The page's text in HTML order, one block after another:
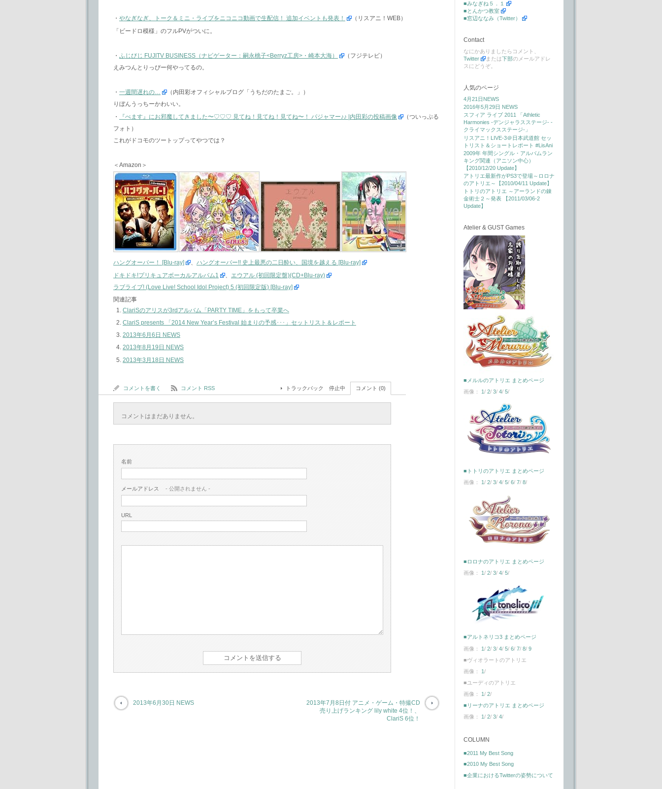
・ やなぎなぎ、トーク＆ミニ・ライブをニコニコ動画で生配信！ 追加イベントも発表！
（リスアニ！WEB）
「ビードロ模様」のフルPVがついに。
・ ふじびじ FUJITV BUSINESS（ナビゲーター：嗣永桃子<Berryz工房>・崎本大海）
（フジテレビ）
えみつんとりっぴー何やってるの。
・ 一週間遅れの…
（内田彩オフィシャルブログ「うちだのたまご。」）
りぼんうっちーかわいい。
・
『べます』にお邪魔してきました〜♡♡♡ 見てね！見てね！見てね〜！ パジャマー♪♪ |内田彩の投稿画像
（ついっぷる
フォト）
これがドコモのツートップってやつでは？
＜Amazon＞
ハングオーバー！ [Blu-ray] 、 ハングオーバー!! 史上最悪の二日酔い、国境を越える [Blu-ray]
ドキドキ!プリキュアボーカルアルバム1
エウアル (初回限定盤)(CD+Blu-ray)
ラブライブ! (Love Live! School Idol Project) 5 (初回限定版) [Blu-ray]
関連記事
ClariSのアリスが3rdアルバム「PARTY TIME」をもって卒業へ
ClariS presents 「2014 New Year’s Festival 始まりの予感･･･」セットリスト＆レポート
2013年6月6日 NEWS
2013年8月19日 NEWS
2013年3月18日 NEWS
コメントを書く コメント RSS トラックバック 停止中 コメント (0)
コメントはまだありません。
名前
メールアドレス - 公開されません -
URL
2013年6月30日 NEWS
2013年7月8日付 アニメ・ゲーム・特撮CD
売り上げランキング lily white 4位！、
ClariS 6位！
■みなぎね５．１
■とんかつ教室
■窓辺ななみ（Twitter）
Contact
なにかありましたらコメント、
Twitter
または下部のメールアドレ
スにどうぞ。
人気のページ
4月21日NEWS
2016年5月29日 NEWS
スフィア ライブ 2011 「Athletic
Harmonies -デンジャラスステージ- -
クライマックスステージ-」
リスアニ！LIVE-3＠日本武道館 セッ
トリスト＆ショートレポート #LisAni
2009年 年間シングル・アルバムラン
キング関連（アニソン中心）
【2010/12/20 Update】
アトリエ最新作がPS3で登場～ロロナ
のアトリエ～【2010/04/11 Update】
トトリのアトリエ ～アーランドの錬
金術士２～発表 【2011/03/06-2
Update】
Atelier & GUST Games
■メルルのアトリエ まとめページ
画像： 1/ 2/ 3/ 4/ 5/
■トトリのアトリエ まとめページ
画像： 1/ 2/ 3/ 4/ 5/ 6/ 7/ 8/
■ロロナのアトリエ まとめページ
画像： 1 / 2/ 3/ 4/ 5/
■アルトネリコ3 まとめページ
画像： 1/ 2/ 3/ 4/ 5/ 6/ 7/ 8/ 9
■ヴィオラートのアトリエ
画像： 1/
■ユーディのアトリエ
画像： 1/ 2/
■リーナのアトリエ まとめページ
画像： 1/ 2/ 3/ 4/
COLUMN
■2011 My Best Song
■2010 My Best Song
■企業におけるTwitterの姿勢について